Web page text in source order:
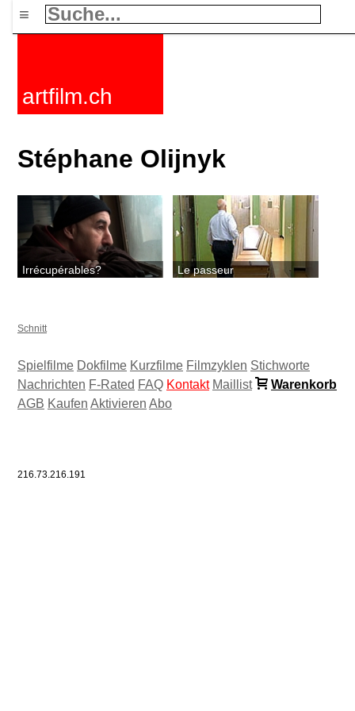
≡
artfilm.ch
Stéphane Olijnyk
Irrécupérables? Le passeur
Schnitt
Spielfilme Dokfilme Kurzfilme Filmzyklen Stichworte
Nachrichten F-Rated FAQ Kontakt Maillist
Warenkorb
AGB Kaufen Aktivieren Abo
216.73.216.191